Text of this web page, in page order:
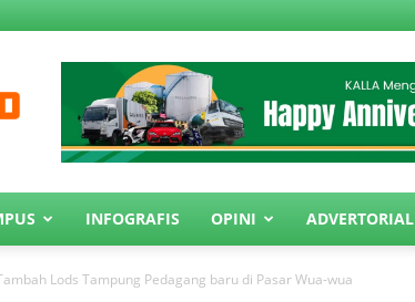
INFOGRAFIS OPINI ADVERTORIAL
Lods Tampung Pedagang baru di Pasar Wua-wua